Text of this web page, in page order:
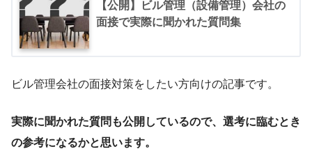
【公開】ビル管理（設備管理）会社の
面接で実際に聞かれた質問集
ビル管理会社の面接対策をしたい方向けの記事です。
実際に聞かれた質問も公開しているので、選考に臨むとき
の参考になるかと思います。